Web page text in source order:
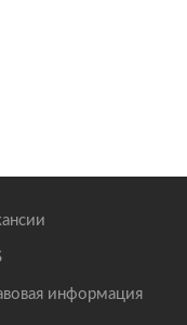
информация